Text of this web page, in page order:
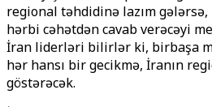
regional təhdidinə lazım
hərbi cəhətdən cavab verəcəyi
İran liderləri bilirlər ki, birbaşa
hər hansı bir gecikmə, İranın
göstərəcək.